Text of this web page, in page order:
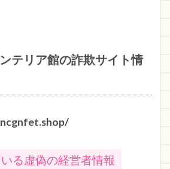
テリア館の詐欺サイト情
る虚偽の経営者情報